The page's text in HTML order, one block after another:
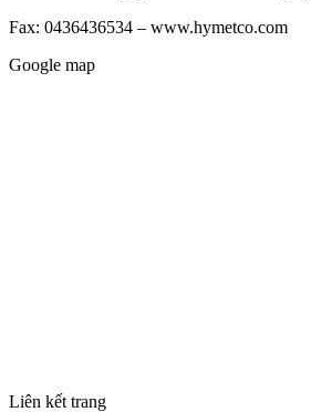
Fax: 0436436534 – www.hymetco.com
Google map
Liên kết trang